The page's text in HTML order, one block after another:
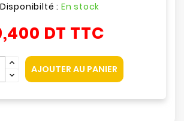
Disponibilté : En stock
DT TTC
AJOUTER AU PANIER